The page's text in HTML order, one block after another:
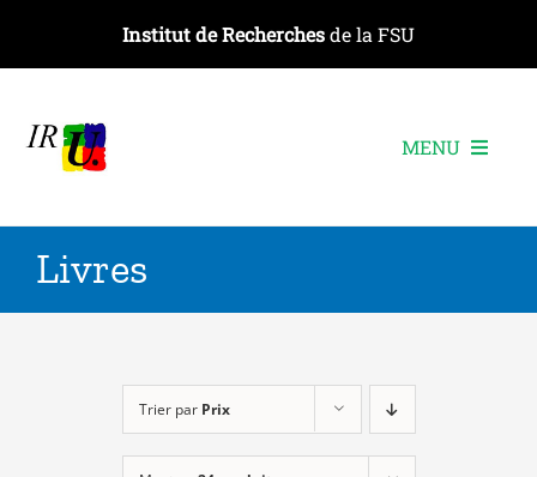
contenu
Institut de Recherchesde la FSU
MENU
Les recherches
Les événements
Livres
Trier par Prix